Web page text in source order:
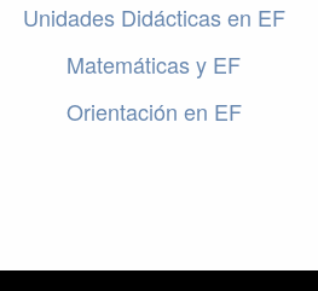
Unidades Didácticas en EF
Matemáticas y EF
Orientación en EF